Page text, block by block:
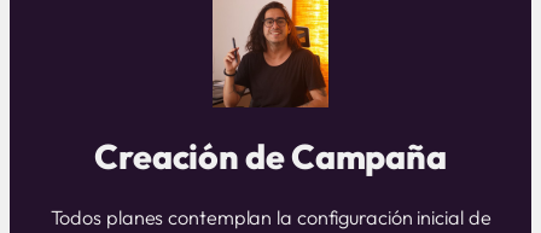
Creación de Campaña
Todos planes contemplan la configuración inicial de